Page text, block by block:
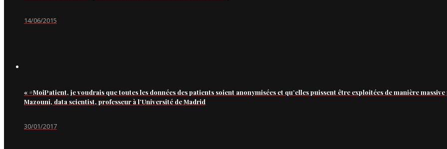
14/06/2015
« #MoiPatient, je voudrais que toutes les données des patients soient anonymisées et qu’elles puissent être exploitées de manière
Mazouni, data scientist, professeur à l’Université de Madrid
30/01/2017